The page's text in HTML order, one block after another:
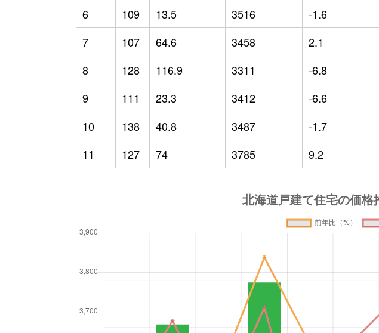
6
109 13.5 3516 -1.6
7
107 64.6 3458 2.1
8
128 116.9 3311 -6.8
9
111 23.3 3412 -6.6
10
138 40.8 3487 -1.7
11
127 74 3785 9.2